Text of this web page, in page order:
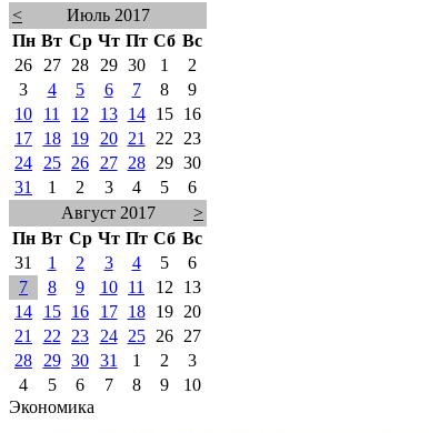
<
Июль 2017
Пн Вт Ср Чт Пт Сб Вс
26
27 28 29 30 1
2
3
4 5 6 7 8
9
10
11 12 13 14 15
16
17
18 19 20 21 22
23
24
25 26 27 28 29 30
31
1 2 3 4 5
6
Август 2017
>
Пн Вт Ср Чт Пт Сб Вс
31
1 2 3 4 5
6
7
8 9 10 11 12
13
14
15 16 17 18 19
20
21
22 23 24 25 26
27
28
29 30 31 1 2
3
4
5 6 7 8 9
10
Экономика